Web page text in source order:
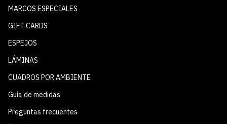
MARCOS ESPECIALES
GIFT CARDS
ESPEJOS
LÁMINAS
CUADROS POR AMBIENTE
Guía de medidas
Preguntas frecuentes